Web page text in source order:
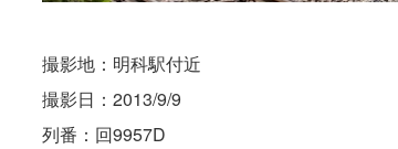
撮影地：明科駅付近
撮影日：2013/9/9
列番：回9957D